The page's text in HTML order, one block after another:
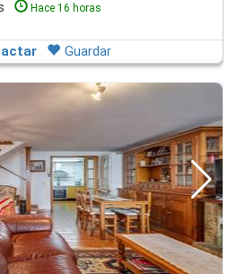
Hace 16 horas
Guardar